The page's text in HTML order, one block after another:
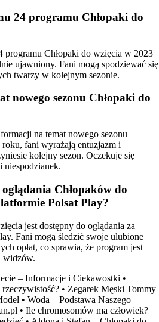
24 programu Chłopaki do
programu Chłopaki do wzięcia w 2023
ujawniony. Fani mogą spodziewać się
twarzy w kolejnym sezonie.
nowego sezonu Chłopaki do
na temat nowego sezonu
fani wyrażają entuzjazm i
kolejny sezon. Oczekuje się
niespodzianek.
Chłopaków do
Polsat Play?
jest dostępny do oglądania za
Fani mogą śledzić swoje ulubione
opłat, co sprawia, że program jest
widzów.
– Informacje i Ciekawostki •
• Zegarek Męski Tommy
• Woda – Podstawa Naszego
• Ile chromosomów ma człowiek?